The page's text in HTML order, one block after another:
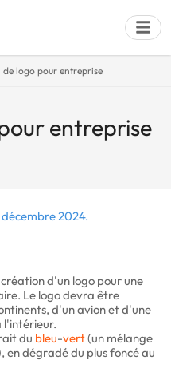
de logo pour entreprise
entreprise
2024.
d'un logo pour une
Le logo devra être
d'un avion et d'une
l'intérieur.
du bleu-vert(un mélange
dégradé du plus foncé au